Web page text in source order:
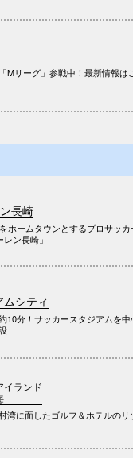
Mリーグ」参戦中！最新情報は
長崎
ホームタウンとするプロサッカ
ン長崎」
シティ
10分！サッカースタジアムを中
イランド
湾に面したゴルフ＆ホテルのリ